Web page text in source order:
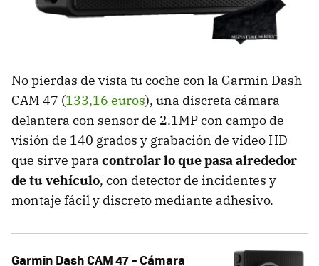
No pierdas de vista tu coche con la Garmin Dash
CAM 47 (133,16 euros), una discreta cámara
delantera con sensor de 2.1MP con campo de
visión de 140 grados y grabación de vídeo HD
que sirve para controlar lo que pasa alrededor
de tu vehículo, con detector de incidentes y
montaje fácil y discreto mediante adhesivo.
Garmin Dash CAM 47 – Cámara